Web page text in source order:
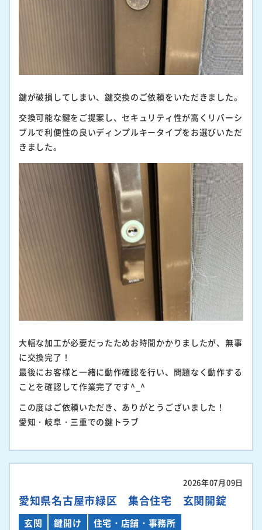
鍵が破損してしまい、鍵交換のご依頼をいただきました。
交換可能な鍵をご提案し、セキュリティ性が高くリバーシ
ブルで利便性の良いディンプルキータイプをお選びいただ
きました。
大幅な加工が必要だったためお時間かかりましたが、無事
に交換完了！
最後にお客様と一緒に動作確認を行い、問題なく動作する
ことを確認して作業完了です^_^
この度はご依頼いただき、ありがとうございました！
愛知・岐阜・三重での鍵トラブ
2026年07月09日
愛知県名古屋市緑区 集合住宅 玄関開錠
玄関 鍵開け 住宅・店舗・事務所